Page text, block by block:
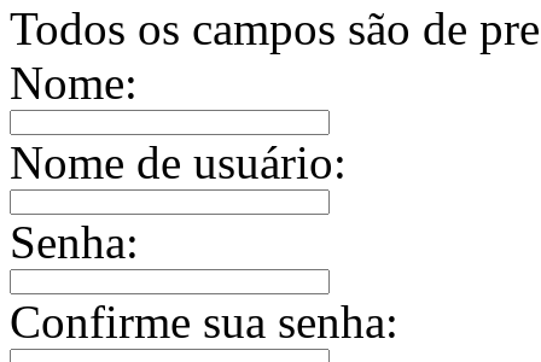
Todos os campos são de
Nome:
Nome de usuário:
Senha:
Confirme sua senha: